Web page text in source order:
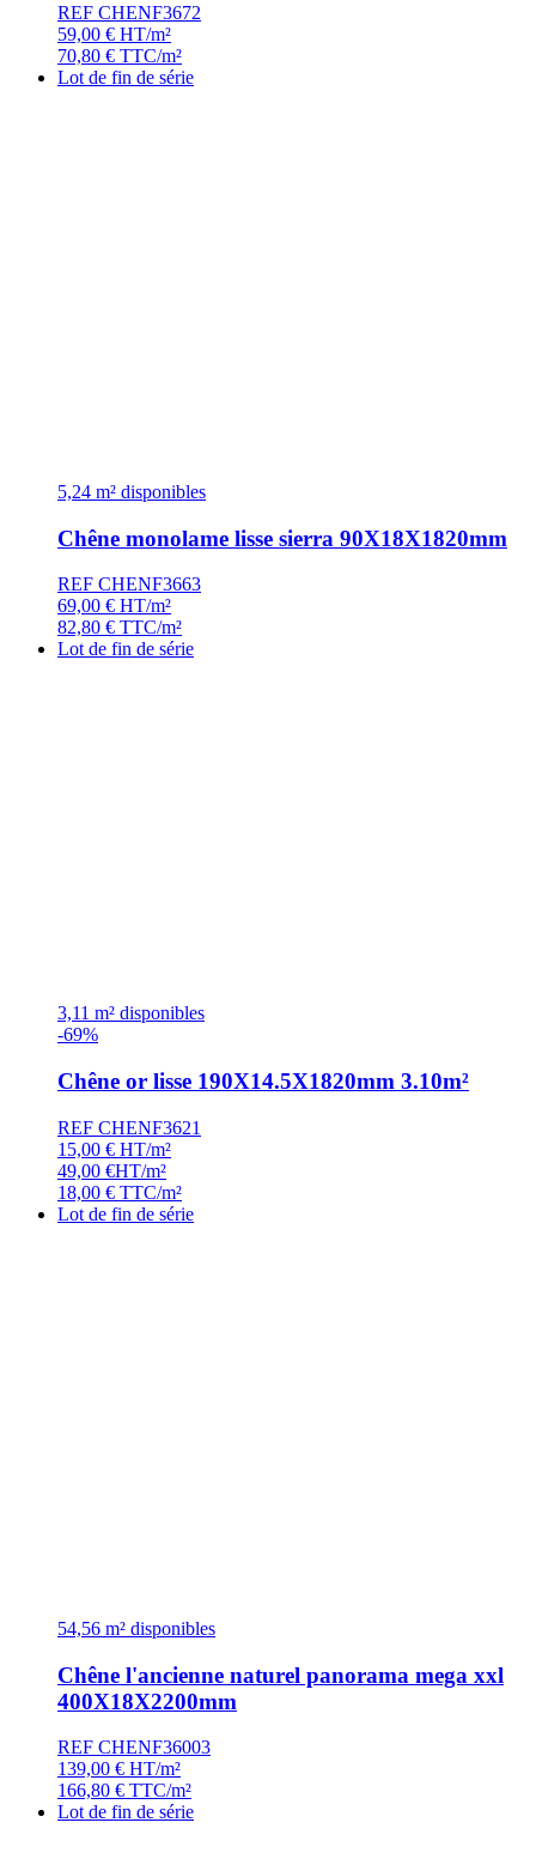
REF CHENF3672
59,00 € HT/m²
70,80 € TTC/m²
Lot de fin de série
5,24 m² disponibles
Chêne monolame lisse sierra 90X18X1820mm
REF CHENF3663
69,00 € HT/m²
82,80 € TTC/m²
Lot de fin de série
3,11 m² disponibles
-69%
Chêne or lisse 190X14.5X1820mm 3.10m²
REF CHENF3621
15,00 € HT/m²
49,00 €HT/m²
18,00 € TTC/m²
Lot de fin de série
54,56 m² disponibles
Chêne l'ancienne naturel panorama mega xxl
400X18X2200mm
REF CHENF36003
139,00 € HT/m²
166,80 € TTC/m²
Lot de fin de série